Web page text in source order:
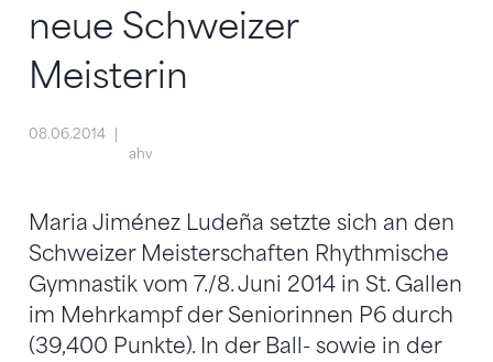
neue Schweizer
Meisterin
08.06.2014
ahv
Maria Jiménez Ludeña setzte sich an den
Schweizer Meisterschaften Rhythmische
Gymnastik vom 7./8. Juni 2014 in St. Gallen
im Mehrkampf der Seniorinnen P6 durch
(39,400 Punkte). In der Ball- sowie in der